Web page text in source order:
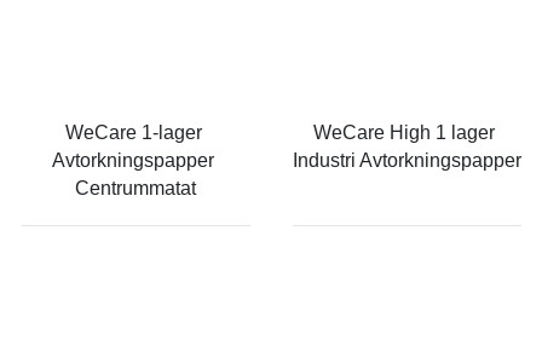
WeCare 1-lager
Avtorkningspapper
Centrummatat
WeCare High 1 lager
Industri Avtorkningspapper